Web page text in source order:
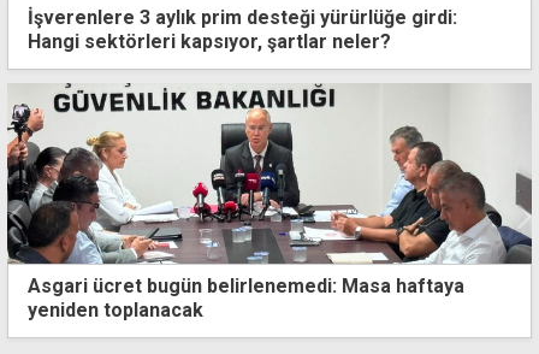
İşverenlere 3 aylık prim desteği yürürlüğe girdi:
Hangi sektörleri kapsıyor, şartlar neler?
TCMB, politika faizini üst üste dördüncü kez sabit
tuttu